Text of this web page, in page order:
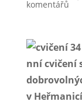
komentářů
nní cvičení
v